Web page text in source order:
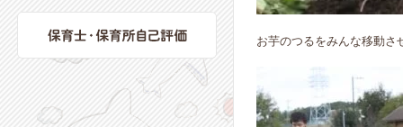
お芋のつるをみんな移動さ